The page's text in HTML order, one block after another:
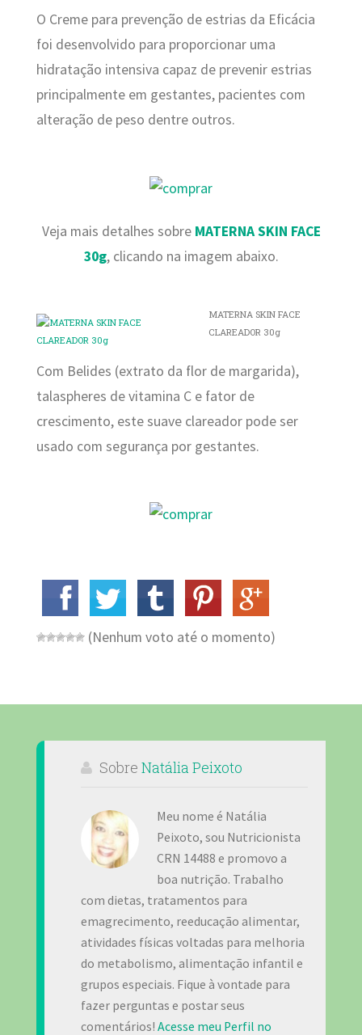
O Creme para prevenção de estrias da Eficácia
foi desenvolvido para proporcionar uma
hidratação intensiva capaz de prevenir estrias
principalmente em gestantes, pacientes com
alteração de peso dentre outros.
Veja mais detalhes sobre MATERNA SKIN FACE
30g, clicando na imagem abaixo.
MATERNA SKIN FACE
CLAREADOR 30g
Com Belides (extrato da flor de margarida),
talaspheres de vitamina C e fator de
crescimento, este suave clareador pode ser
usado com segurança por gestantes.
(Nenhum voto até o momento)
Sobre Natália Peixoto
Meu nome é Natália
Peixoto, sou Nutricionista
CRN 14488 e promovo a
boa nutrição. Trabalho
com dietas, tratamentos para
emagrecimento, reeducação alimentar,
atividades físicas voltadas para melhoria
do metabolismo, alimentação infantil e
grupos especiais. Fique à vontade para
fazer perguntas e postar seus
comentários! Acesse meu Perfil no